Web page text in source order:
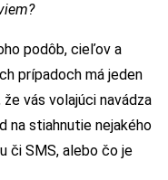
podôb, cieľov a
prípadoch má jeden
vás volajúci navádza
na stiahnutie nejakého
či SMS, alebo čo je